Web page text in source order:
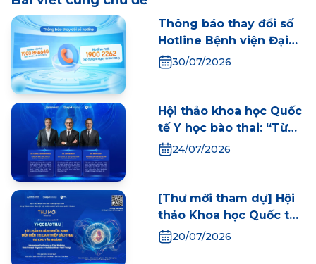
Thông báo thay đổi số
Hotline Bệnh viện Đại
học Phenikaa
30/07/2026
Hội thảo khoa học Quốc
tế Y học bào thai: “Từ
chẩn đoán trước sinh
tương lai Y học bào thai
Việt Nam
24/07/2026
[Thư mời tham dự] Hội
thảo Khoa học Quốc tế
Y học Bào thai: Từ chẩn
20/07/2026